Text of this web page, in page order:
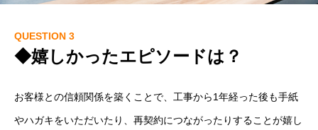
QUESTION 3
◆嬉しかったエピソードは？
お客様との信頼関係を築くことで、工事から1年経った後も手紙
やハガキをいただいたり、再契約につながったりすることが嬉し